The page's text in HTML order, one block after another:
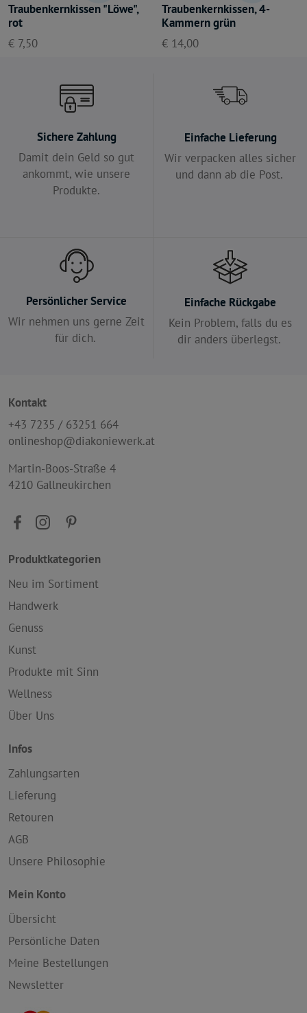
Traubenkernkissen "Löwe",
rot
€ 7,50
Traubenkernkissen, 4-
Kammern grün
€ 14,00
Sichere Zahlung
Damit dein Geld so gut
ankommt, wie unsere
Produkte.
Einfache Lieferung
Wir verpacken alles sicher
und dann ab die Post.
Persönlicher Service
Wir nehmen uns gerne Zeit
für dich.
Einfache Rückgabe
Kein Problem, falls du es
dir anders überlegst.
Kontakt
+43 7235 / 63251 664
onlineshop@diakoniewerk.at
Martin-Boos-Straße 4
4210 Gallneukirchen
Produktkategorien
Neu im Sortiment
Handwerk
Genuss
Kunst
Produkte mit Sinn
Wellness
Über Uns
Infos
Zahlungsarten
Lieferung
Retouren
AGB
Unsere Philosophie
Mein Konto
Übersicht
Persönliche Daten
Meine Bestellungen
Newsletter